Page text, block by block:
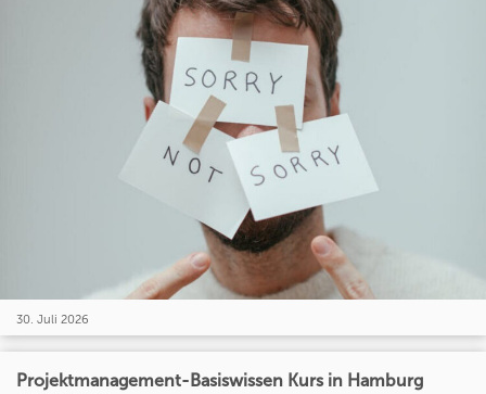
30. Juli 2026
Projektmanagement-Basiswissen Kurs in Hamburg